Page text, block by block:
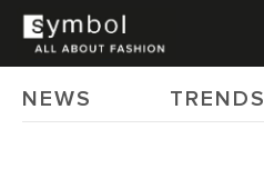
NEWS TRENDS